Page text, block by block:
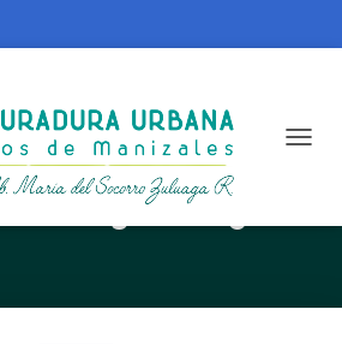
herramientas
N. 23-2-0265-PU